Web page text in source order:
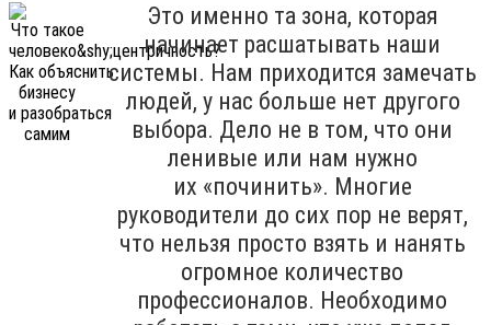
Это именно та зона, которая
начинает расшатывать наши
системы. Нам приходится замечать
людей, у нас больше нет другого
выбора. Дело не в том, что они
ленивые или нам нужно
их «починить». Многие
руководители до сих пор не верят,
что нельзя просто взять и нанять
огромное количество
профессионалов. Необходимо